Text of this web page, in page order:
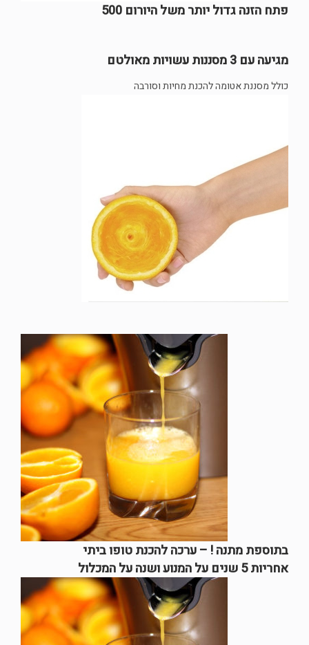
פתח הזנה גדול יותר משל היורום 500
מגיעה עם 3 מסננות עשויות מאולטם
כולל מסננת אטומה להכנת מחיות וסורבה
בתוספת מתנה ! – ערכה להכנת טופו ביתי
אחריות 5 שנים על המנוע ושנה על המכלול